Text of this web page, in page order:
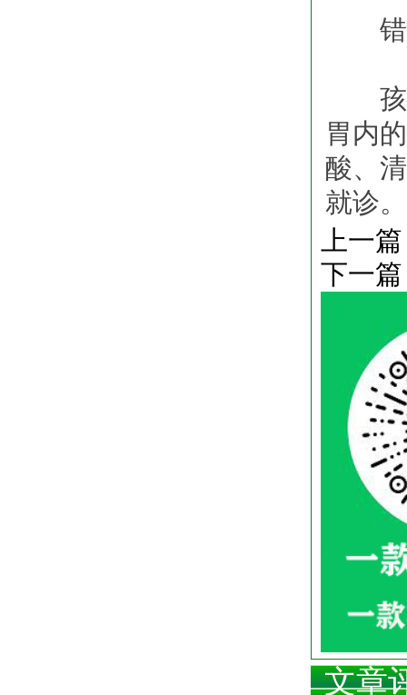
错
孩子
胃内
酸、
就诊。
上一
下一
文章